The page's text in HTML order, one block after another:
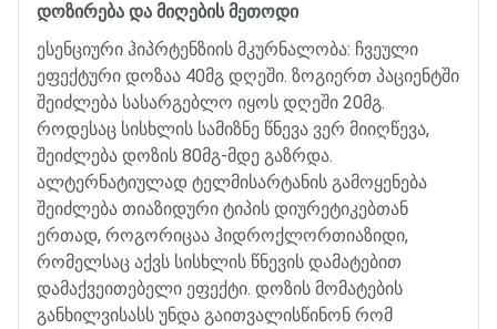
დოზირება და მიღების მეთოდი
ესენციური ჰიპრტენზიის მკურნალობა: ჩვეული
ეფექტური დოზაა 40მგ დღეში. ზოგიერთ პაციენტში
შეიძლება სასარგებლო იყოს დღეში 20მგ.
როდესაც სისხლის სამიზნე წნევა ვერ მიიღწევა,
შეიძლება დოზის 80მგ-მდე გაზრდა.
ალტერნატიულად ტელმისარტანის გამოყენება
შეიძლება თიაზიდური ტიპის დიურეტიკებთან
ერთად, როგორიცაა ჰიდროქლორთიაზიდი,
რომელსაც აქვს სისხლის წნევის დამატებით
დამაქვეითებელი ეფექტი. დოზის მომატების
განხილვისასს უნდა გაითვალისწინონ რომ